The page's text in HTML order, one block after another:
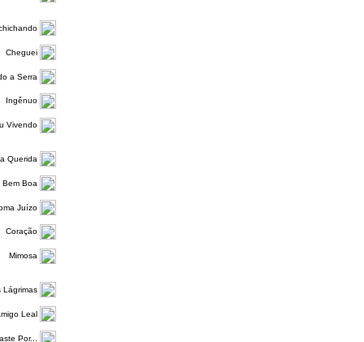
Cheguei
a Serra
Ingênuo
Vivendo
Querida
Bem Boa
Juízo
Coração
Mimosa
Lágrimas
Leal
Por...